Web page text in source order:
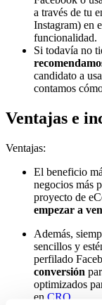
a través de tu
Instagram) en
funcionalidad.
Si todavía no
candidato a
contamos
Ventajas e
Ventajas:
El beneficio
negocios más
proyecto de
empezar a
Además,
sencillos y
perfilado
conversión
optimizados
en CRO